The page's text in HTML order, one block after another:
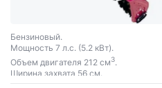
Бензиновый.
Мощность 7 л.с. (5.2 кВт).
Объем двигателя 212 см3.
Ширина захвата 56 см.